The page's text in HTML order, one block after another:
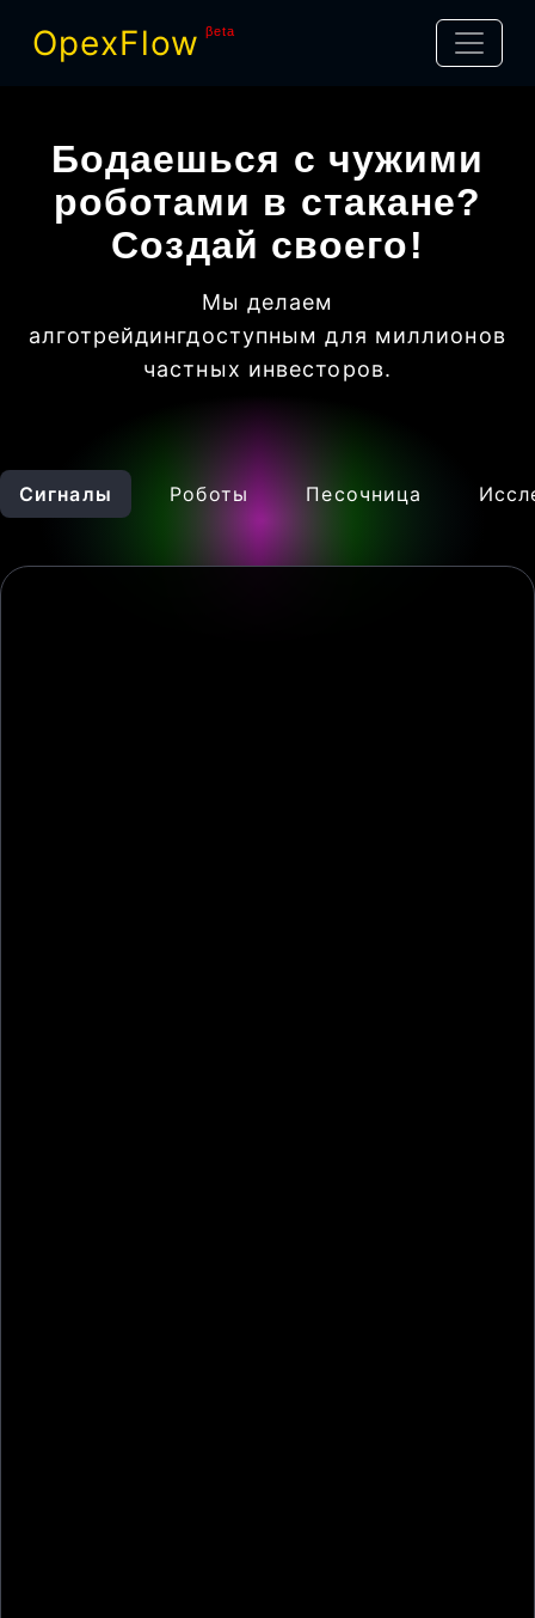
OpexFlow βeta
Бодаешься с чужими
роботами в стакане?
Создай своего!
Мы делаем
алготрейдингдоступным для миллионов
частных инвесторов.
Сигналы Роботы Песочница